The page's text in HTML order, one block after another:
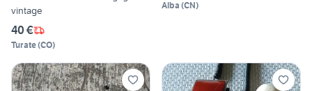
vintage
40 €
Turate(CO)
Alba (CN)